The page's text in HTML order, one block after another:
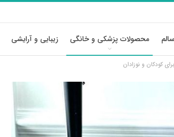
محصولات پزشکی و خانگی زیبایی و آرایشی
کودکان و نوزادان